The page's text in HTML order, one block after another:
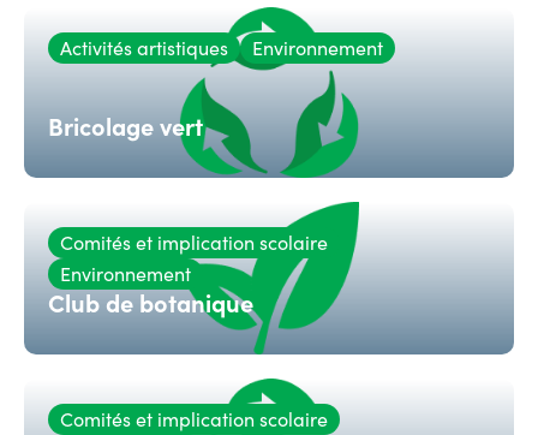
Activités artistiques Environnement
Bricolage vert
Comités et implication scolaire
Environnement
Club de botanique
Comités et implication scolaire